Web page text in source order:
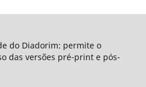
do Diadorim: permite o
das versões pré-print e pós-